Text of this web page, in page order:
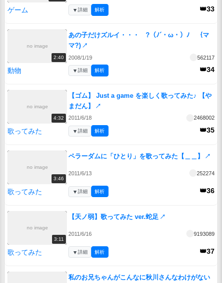
ゲーム 👑33
▼詳細 解析
no image
2:40
あの子だけズルイ・・・ ?（ﾉ´・ω・）ﾉ ｛マ
マ?) ↗
2008/1/19 562117
動物 👑34
▼詳細 解析
no image
4:32
【ゴム】 Just a game を楽しく歌ってみた♪ 【や
まだん】
↗
2011/6/18 2468002
歌ってみた 👑35
▼詳細 解析
no image
3:46
ペラーダムに「ひとり」を歌ってみた【＿＿】 ↗
2011/6/13 252274
歌ってみた 👑36
▼詳細 解析
no image
3:11
【天ノ弱】歌ってみた ver.蛇足 ↗
2011/6/16 9193089
歌ってみた 👑37
▼詳細 解析
私のお兄ちゃんがこんなに秋川さんなわけがない